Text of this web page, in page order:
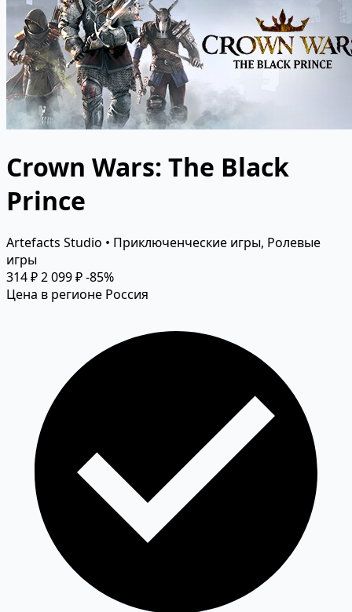
Crown Wars: The Black
Prince
Artefacts Studio • Приключенческие игры, Ролевые
игры
314 ₽2 099 ₽-85%
Цена в регионе Россия